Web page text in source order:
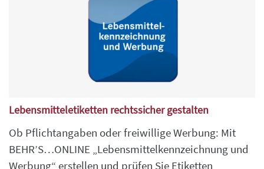
Lebensmitteletiketten rechtssicher gestalten
Ob Pflichtangaben oder freiwillige Werbung: Mit
BEHR’S…ONLINE „Lebensmittelkennzeichnung und
Werbung“ erstellen und prüfen Sie Etiketten